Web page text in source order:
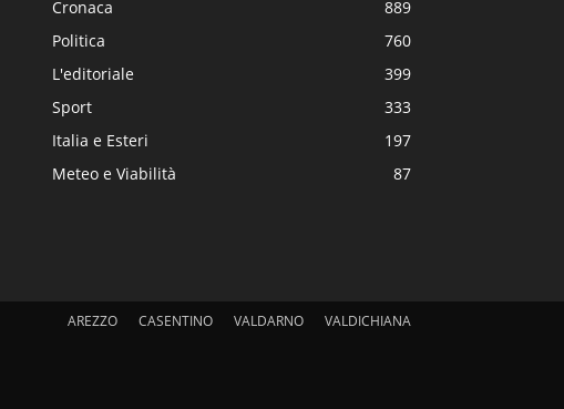
Cronaca
889
Politica
760
L'editoriale
399
Sport
333
Italia e Esteri
197
Meteo e Viabilità
87
AREZZO CASENTINO VALDARNO VALDICHIANA